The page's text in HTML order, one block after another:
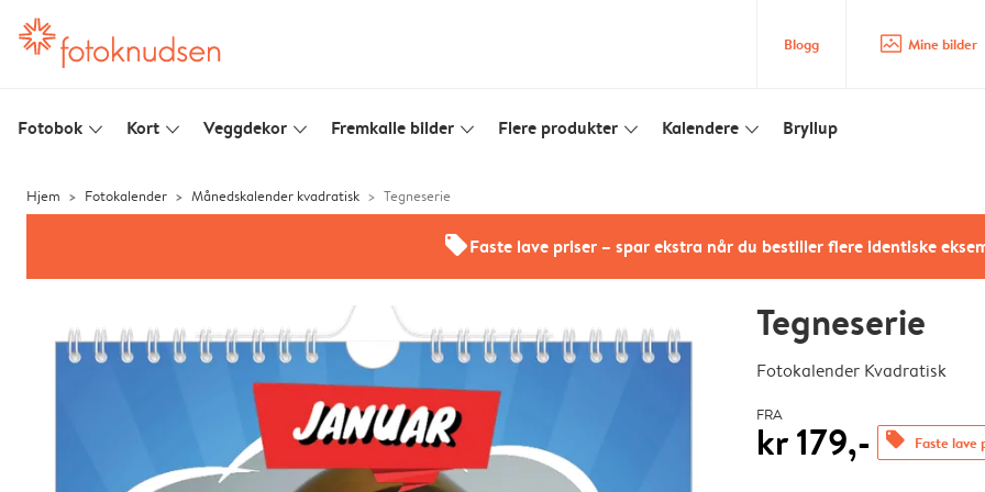
Blogg image_placeholder Mine bilder
Fotobok slim_arrow_down Kort slim_arrow_down Veggdekor slim_arrow_down Fremkalle bilder slim_arrow_down Flere produkter slim_arrow_down Kalendere slim_arrow_down Bryllup
Hjem Fotokalender Månedskalender kvadratisk Tegneserie
offersFaste lave priser – spar ekstra når du bestiller flere identiske
Tegneserie
Fotokalender Kvadratisk
FRA
kr 179,- offers Faste lave